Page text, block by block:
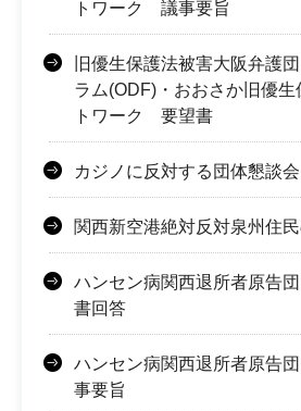
トワーク 議事要旨
旧優生保護法被害大阪弁護
ラム(ODF)・おおさか旧優生
トワーク 要望書
カジノに反対する団体懇談
関西新空港絶対反対泉州住
ハンセン病関西退所者原告
書回答
ハンセン病関西退所者原告
事要旨